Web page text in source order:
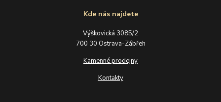
Kde nás najdete
Výškovická 3085/2
700 30 Ostrava-Zábřeh
Kamenné prodejny
Kontakty